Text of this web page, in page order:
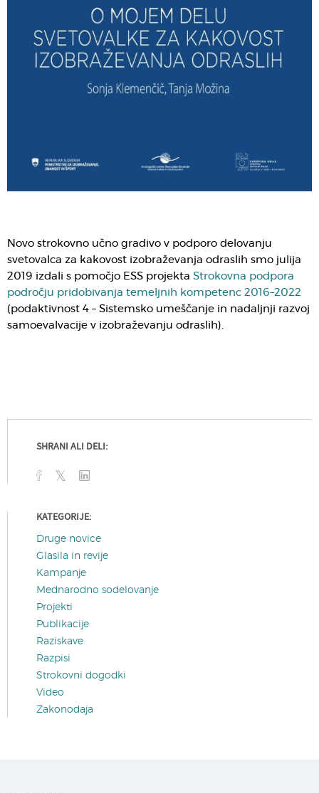
Novo strokovno učno gradivo v podporo delovanju
svetovalca za kakovost izobraževanja odraslih smo julija
2019 izdali s pomočjo ESS projekta Strokovna podpora
področju pridobivanja temeljnih kompetenc 2016–2022
(podaktivnost 4 – Sistemsko umeščanje in nadaljnji razvoj
samoevalvacije v izobraževanju odraslih).
SHRANI ALI DELI:
KATEGORIJE:
Druge novice
Glasila in revije
Kampanje
Mednarodno sodelovanje
Projekti
Publikacije
Raziskave
Razpisi
Strokovni dogodki
Video
Zakonodaja